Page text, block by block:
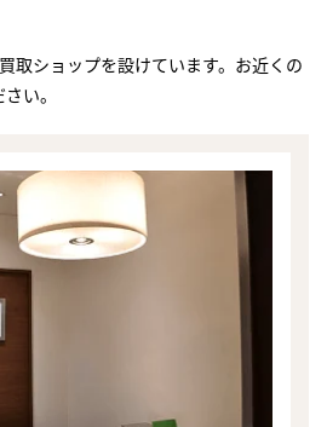
取ショップを設けています。お近くの
い。